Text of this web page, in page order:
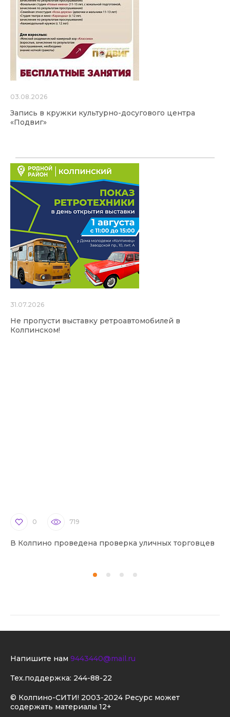
03.08.2026
Запись в кружки культурно-досугового центра
«Подвиг»
31.07.2026
Не пропусти выставку ретроавтомобилей в
Колпинском!
0 719
В Колпино проведена проверка уличных торговцев
© Колпино-СИТИ! 2003-2024 Ресурс может
содержать материалы 12+
Напишите нам 9443440@mail.ru
Тех.поддержка: 244-88-22